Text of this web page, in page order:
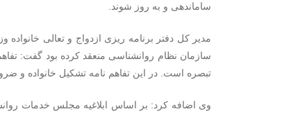
ساماندهی و به روز شوند.
مدیر کل دفتر برنامه ریزی ازدواج و تعالی
تبصره است. در این تفاهم نامه تشکیل خانواده و ضرورت اهتمام به آن
وی اضافه کرد: بر اساس ابلاغیه مجلس خدمات